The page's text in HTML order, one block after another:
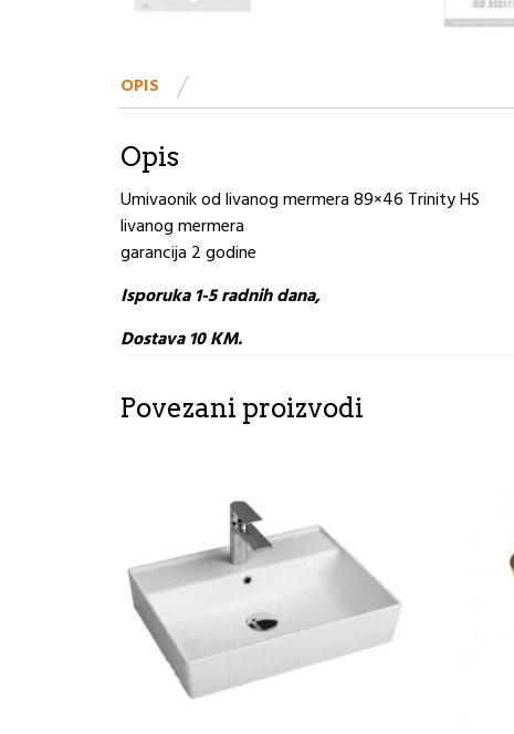
OPIS
Opis
Umivaonik od livanog mermera 89×46 Trinity HS
livanog mermera
garancija 2 godine
Isporuka 1-5 radnih dana,
Dostava 10 KM.
Povezani proizvodi